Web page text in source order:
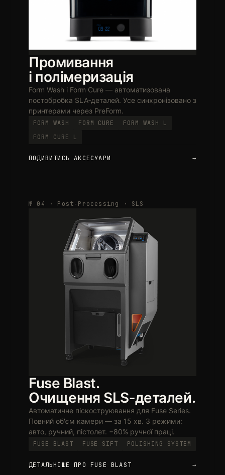
Промивання
і полімеризація
Form Wash і Form Cure — автоматизована
постобробка SLA‑деталей. Усе синхронізовано з
принтерами через PreForm.
FORM WASH FORM CURE
FORM WASH L
FORM CURE L
ПОДИВИТИСЬ АКСЕСУАРИ →
№ 04 · Post‑Processing · SLS
Fuse Blast.
Очищення SLS‑деталей.
Автоматичне піскоструювання для Fuse Series.
Повний об'єм камери — за 15 хв. 3 режими:
авто, ручний, пістолет. −80% ручної праці.
FUSE BLAST FUSE SIFT POLISHING SYSTEM
ДЕТАЛЬНІШЕ ПРО FUSE BLAST →